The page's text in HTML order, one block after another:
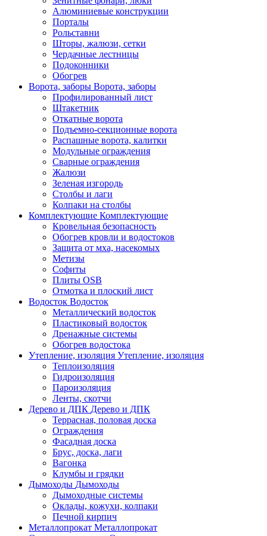
Алюминиевые конструкции
Порталы
Рольставни
Шторы, жалюзи, сетки
Чердачные лестницы
Подоконники
Обогрев
Ворота, заборы Ворота, заборы
Профилированный лист
Штакетник
Откатные ворота
Подъемно-секционные ворота
Распашные ворота, калитки
Модульные ограждения
Сварные ограждения
Жалюзи
Зеленая изгородь
Столбы и лаги
Колпаки на столбы
Комплектующие Комплектующие
Кровельная безопасность
Обогрев кровли и водостоков
Защита от мха, насекомых
Метизы
Софиты
Плиты OSB
Отмотка и плоский лист
Водосток Водосток
Металлический водосток
Пластиковый водосток
Дренажные системы
Обогрев водостока
Утепление, изоляция Утепление, изоляция
Теплоизоляция
Гидроизоляция
Пароизоляция
Ленты, скотчи
Дерево и ДПК Дерево и ДПК
Террасная, половая доска
Ограждения
Фасадная доска
Брус, доска, лаги
Вагонка
Клумбы и грядки
Дымоходы Дымоходы
Дымоходные системы
Оклады, кожухи, колпаки
Печной кирпич
Металлопрокат Металлопрокат